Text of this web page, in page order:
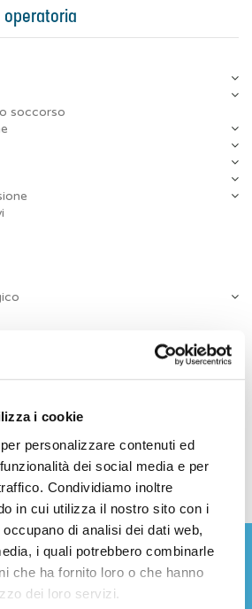
i cookie
personalizzare contenuti ed
dei social media e per
Condividiamo inoltre
in cui utilizza il nostro sito con i
di analisi dei dati web,
i quali potrebbero combinarle
che ha fornito loro o che hanno
dei loro servizi.
operatoria
soccorso
tutto OK
ALLA NEWSLETTER